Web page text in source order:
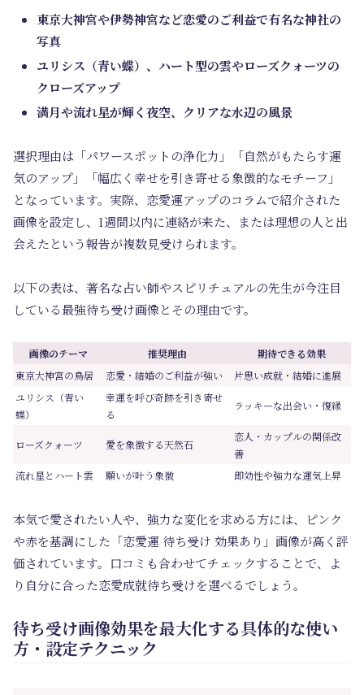
東京大神宮や伊勢神宮など恋愛のご利益で有名な神社の
写真
ユリシス（青い蝶）、ハート型の雲やローズクォーツの
クローズアップ
満月や流れ星が輝く夜空、クリアな水辺の風景
選択理由は「パワースポットの浄化力」「自然がもたらす運
気のアップ」「幅広く幸せを引き寄せる象徴的なモチーフ」
となっています。実際、恋愛運アップのコラムで紹介された
画像を設定し、1週間以内に連絡が来た、または理想の人と出
会えたという報告が複数見受けられます。
以下の表は、著名な占い師やスピリチュアルの先生が今注目
している最強待ち受け画像とその理由です。
画像のテーマ 推奨理由
期待できる効果
東京大神宮の鳥居
恋愛・結婚のご利益が強い
片思い成就・結婚に進展
ユリシス（青い
蝶）
幸運を呼び奇跡を引き寄せ
る
ラッキーな出会い・復縁
ローズクォーツ 愛を象徴する天然石
恋人・カップルの関係改
善
流れ星とハート雲
願いが叶う象徴 即効性や強力な運気上昇
本気で愛されたい人や、強力な変化を求める方には、ピンク
や赤を基調にした「恋愛運 待ち受け 効果あり」画像が高く評
価されています。口コミも合わせてチェックすることで、よ
り自分に合った恋愛成就待ち受けを選べるでしょう。
待ち受け画像効果を最大化する具体的な使い
方・設定テクニック